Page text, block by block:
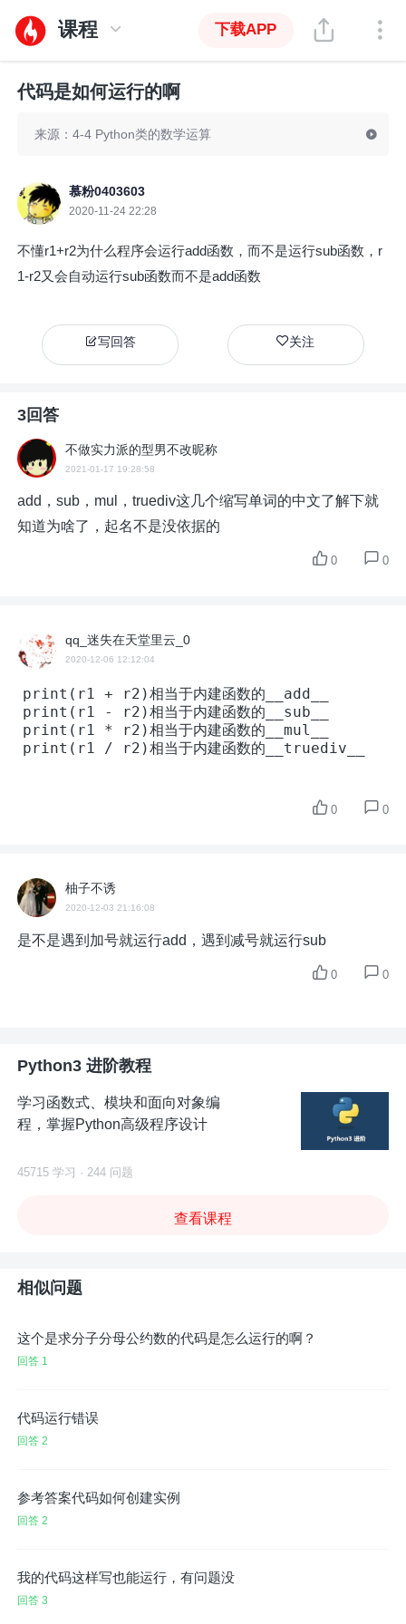
课程 下载APP
代码是如何运行的啊
来源：4-4 Python类的数学运算
慕粉0403603
2020-11-24 22:28
不懂r1+r2为什么程序会运行add函数，而不是运行sub函数，r
1-r2又会自动运行sub函数而不是add函数
写回答 关注
3回答
不做实力派的型男不改昵称
2021-01-17 19:28:58
add，sub，mul，truediv这几个缩写单词的中文了解下就
知道为啥了，起名不是没依据的
0
0
qq_迷失在天堂里云_0
2020-12-06 12:12:04
print(r1 + r2)相当于内建函数的__add__
print(r1 - r2)相当于内建函数的__sub__
print(r1 * r2)相当于内建函数的__mul__
print(r1 / r2)相当于内建函数的__truediv__
0
0
柚子不诱
2020-12-03 21:16:08
是不是遇到加号就运行add，遇到减号就运行sub
0
0
Python3 进阶教程
学习函数式、模块和面向对象编
程，掌握Python高级程序设计
45715 学习 · 244 问题
查看课程
相似问题
这个是求分子分母公约数的代码是怎么运行的啊？
回答 1
代码运行错误
回答 2
参考答案代码如何创建实例
回答 2
我的代码这样写也能运行，有问题没
回答 3